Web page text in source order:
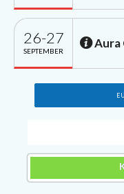
26-27
SEPTEMBER
Aura